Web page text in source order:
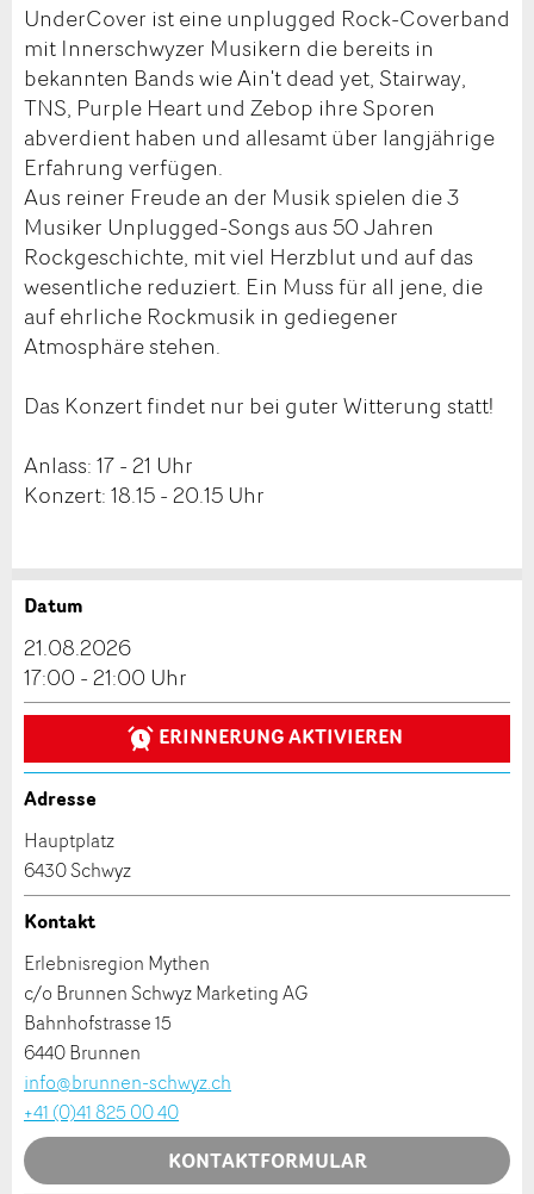
UnderCover ist eine unplugged Rock-Coverband
mit Innerschwyzer Musikern die bereits in
bekannten Bands wie Ain't dead yet, Stairway,
TNS, Purple Heart und Zebop ihre Sporen
abverdient haben und allesamt über langjährige
Erfahrung verfügen.
Aus reiner Freude an der Musik spielen die 3
Musiker Unplugged-Songs aus 50 Jahren
Rockgeschichte, mit viel Herzblut und auf das
wesentliche reduziert. Ein Muss für all jene, die
auf ehrliche Rockmusik in gediegener
Atmosphäre stehen.
Das Konzert findet nur bei guter Witterung statt!
Anlass: 17 - 21 Uhr
Konzert: 18.15 - 20.15 Uhr
Anzeige beanstanden
Ihr Feedback wird sehr geschätzt!
Allgemeines Feedback
Anzeige nicht mehr gültig
Nachricht
Anzeige weiterempfehlen
Empfehlen Sie diese Anzeige an Freunde weiter.
* Eingabe erforderlich
ANZEIGE WEITEREMPFEHLEN
Schliessen
Reservation
Veranstaltungsdatum *:
Vorname / Nachname *:
Firma / Organisation:
Adresszusatz:
Strasse und Nr. *:
Datum
21.08.2026
17:00 - 21:00 Uhr
ERINNERUNG AKTIVIEREN
Adresse
Hauptplatz
6430 Schwyz
Kontakt
Erlebnisregion Mythen
c/o Brunnen Schwyz Marketing AG
Bahnhofstrasse 15
6440 Brunnen
info@brunnen-schwyz.ch
+41 (0)41 825 00 40
KONTAKTFORMULAR